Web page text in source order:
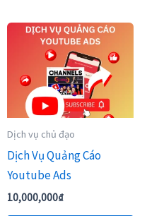
Dịch vụ chủ đạo
Dịch Vụ Quảng Cáo
Youtube Ads
10,000,000₫